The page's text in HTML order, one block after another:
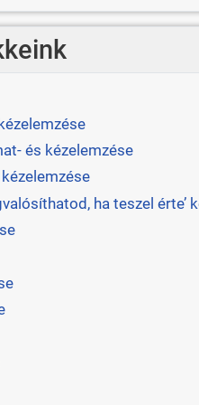
és kézelemzése
kézelemzése
ha teszel érte’